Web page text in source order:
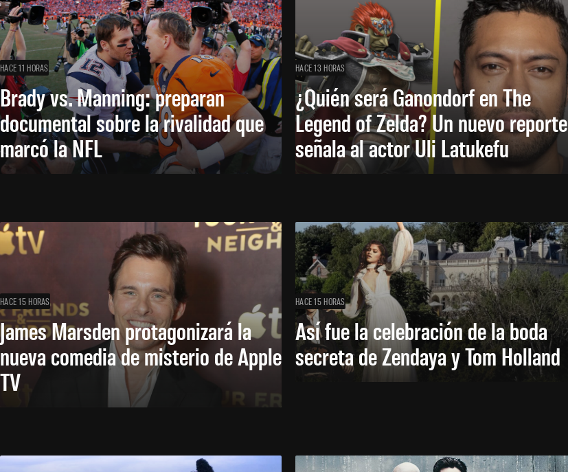
HACE 11 HORAS
Brady vs. Manning: preparan
documental sobre la rivalidad que
marcó la NFL
HACE 13 HORAS
¿Quién será Ganondorf en The
Legend of Zelda? Un nuevo reporte
señala al actor Uli Latukefu
HACE 15 HORAS
James Marsden protagonizará la
nueva comedia de misterio de Apple
TV
HACE 15 HORAS
Así fue la celebración de la boda
secreta de Zendaya y Tom Holland